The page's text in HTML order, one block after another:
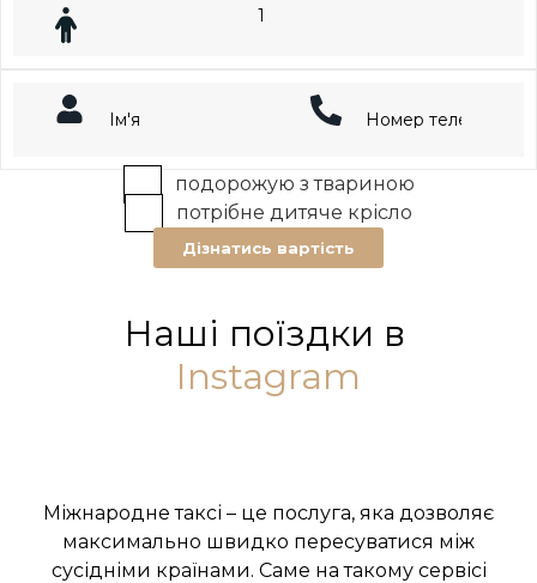
подорожую з твариною
потрібне дитяче крісло
Дізнатись вартість
Наші поїздки в
Instagram
Міжнародне таксі – це послуга, яка дозволяє
максимально швидко пересуватися між
сусідніми країнами. Саме на такому сервісі